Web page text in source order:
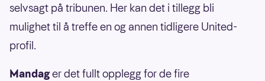
selvsagt på tribunen. Her kan det i tillegg bli
mulighet til å treffe en og annen tidligere United-
profil.
Mandager det fullt opplegg for de fire